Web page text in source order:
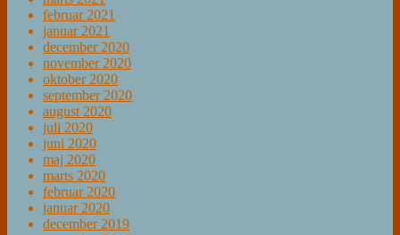
februar 2021
januar 2021
december 2020
november 2020
oktober 2020
september 2020
august 2020
juli 2020
juni 2020
maj 2020
marts 2020
februar 2020
januar 2020
december 2019